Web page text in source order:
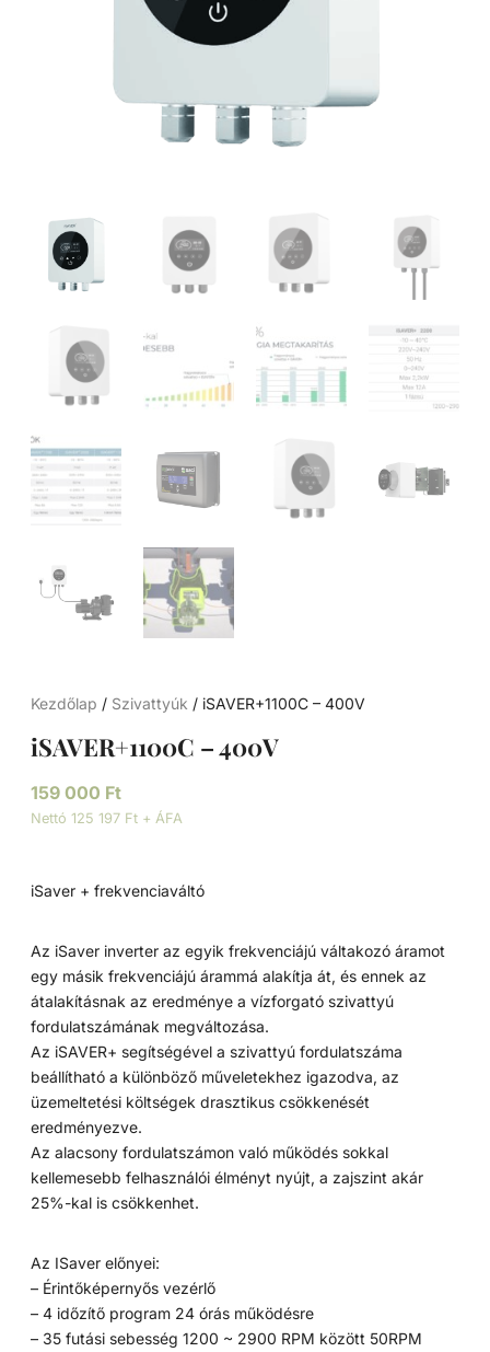
Kezdőlap / Szivattyúk / iSAVER+1100C – 400V
iSAVER+1100C – 400V
159 000 Ft
Nettó 125 197 Ft + ÁFA
iSaver + frekvenciaváltó
Az iSaver inverter az egyik frekvenciájú váltakozó áramot
egy másik frekvenciájú árammá alakítja át, és ennek az
átalakításnak az eredménye a vízforgató szivattyú
fordulatszámának megváltozása.
Az iSAVER+ segítségével a szivattyú fordulatszáma
beállítható a különböző műveletekhez igazodva, az
üzemeltetési költségek drasztikus csökkenését
eredményezve.
Az alacsony fordulatszámon való működés sokkal
kellemesebb felhasználói élményt nyújt, a zajszint akár
25%-kal is csökkenhet.
Az ISaver előnyei:
– Érintőképernyős vezérlő
– 4 időzítő program 24 órás működésre
– 35 futási sebesség 1200 ~ 2900 RPM között 50RPM